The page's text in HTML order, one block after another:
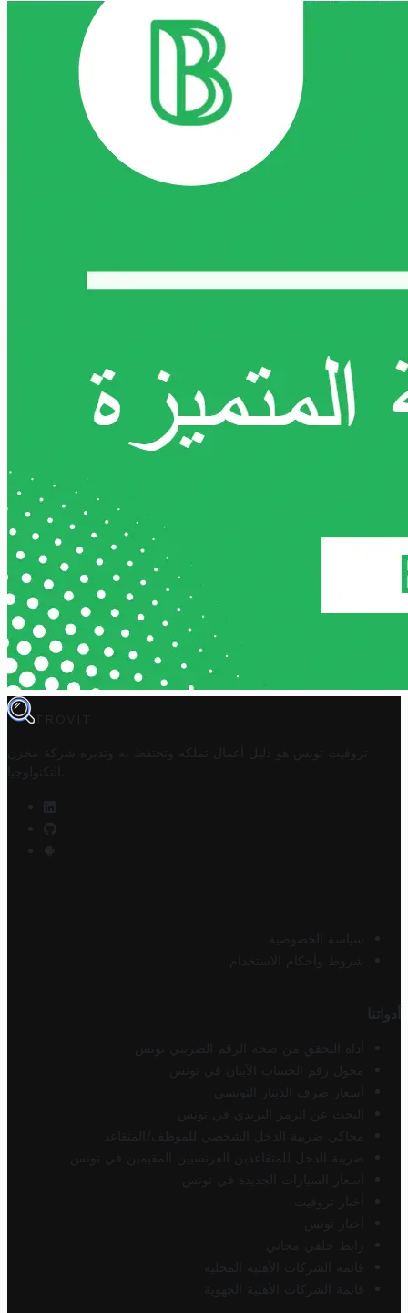
TROVIT
تروفيت تونس هو دليل أعمال تملكه وتحتفظ به وتديره
شركة مخزن
التكنولوجيا
سياسة الخصوصية
شروط وأحكام الاستخدام
أدواتنا
أداة التحقق من صحة الرقم الضريبي تونس
محول رقم الحساب الآيبان في تونس
أسعار صرف الدينار التونسي
البحث عن الرمز البريدي في تونس
محاكي ضريبة الدخل الشخصي للموظف/المتقاعد
ضريبة الدخل للمتقاعدين الفرنسيين المقيمين في تونس
أسعار السيارات الجديدة في تونس
أخبار تروفيت
أخبار تونس
رابط خلفي مجاني
قائمة الشركات الأهلية المحلية
قائمة الشركات الأهلية الجهوية